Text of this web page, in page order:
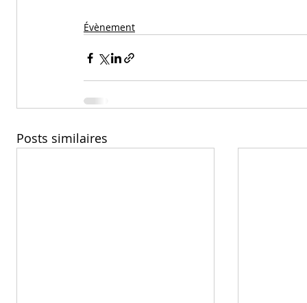
Évènement
Posts similaires